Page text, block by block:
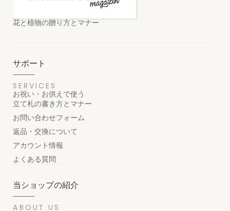
花と植物の贈り方とマナー
サポート
SERVICES
お祝い・お供えで使う
立て札の書き方とマナー
お問い合わせフォーム
返品・交換について
アカウント情報
よくある質問
当ショップの紹介
ABOUT US